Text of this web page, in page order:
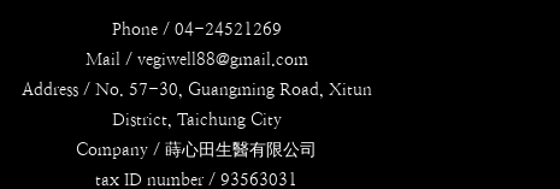
Phone / 04-24521269
Mail / vegiwell88@gmail.com
Address / No. 57-30, Guangming Road, Xitun
District, Taichung City
Company / 蒔心田生醫有限公司
tax ID number / 93563031